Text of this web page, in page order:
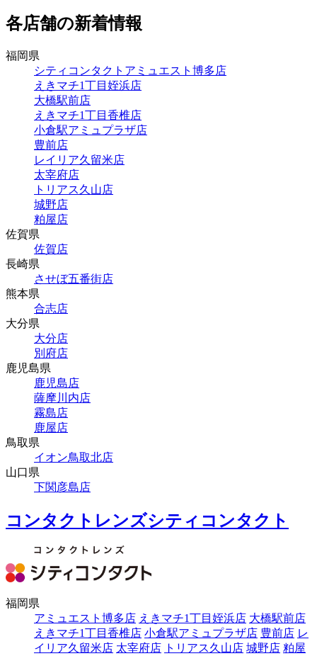
各店舗の新着情報
福岡県
シティコンタクトアミュエスト博多店
えきマチ1丁目姪浜店
大橋駅前店
えきマチ1丁目香椎店
小倉駅アミュプラザ店
豊前店
レイリア久留米店
太宰府店
トリアス久山店
城野店
粕屋店
佐賀県
佐賀店
長崎県
させぼ五番街店
熊本県
合志店
大分県
大分店
別府店
鹿児島県
鹿児島店
薩摩川内店
霧島店
鹿屋店
鳥取県
イオン鳥取北店
山口県
下関彦島店
コンタクトレンズシティコンタクト
福岡県
アミュエスト博多店 えきマチ1丁目姪浜店 大橋駅前店
えきマチ1丁目香椎店 小倉駅アミュプラザ店 豊前店 レ
イリア久留米店 太宰府店 トリアス久山店 城野店 粕屋